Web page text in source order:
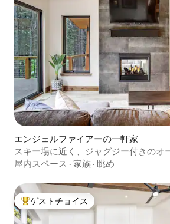
エンジェルファイアーの一軒家
スキー場に近く、ジャグジー付きのオ
先
屋内スペース · 家族 · 眺め
大好評のゲストチョイスです。
ゲストチョイス